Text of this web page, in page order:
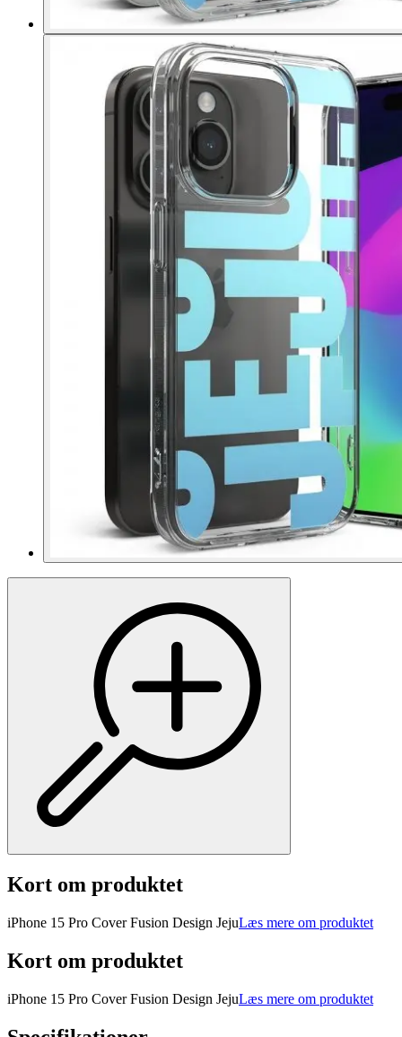
Kort om produktet
iPhone 15 Pro Cover Fusion Design JejuLæs mere om produktet
Kort om produktet
iPhone 15 Pro Cover Fusion Design JejuLæs mere om produktet